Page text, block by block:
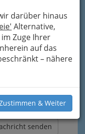
darüber hinaus
Alternative,
Zuge Ihrer
auf das
– nähere
& Weiter
senden